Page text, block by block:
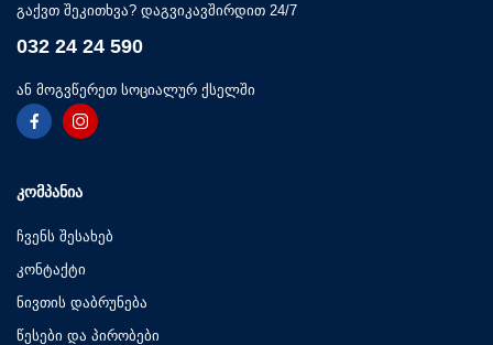
გაქვთ შეკითხვა? დაგვიკავშირდით 24/7
032 24 24 590
ან მოგვწერეთ სოციალურ ქსელში
ᲙᲝᲛᲞᲐᲜᲘᲐ
ჩვენს შესახებ
კონტაქტი
ნივთის დაბრუნება
წესები და პირობები